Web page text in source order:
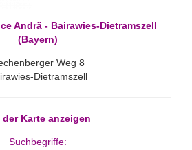
Andrä - Bairawies-Dietramszell
(Bayern)
Weg 8
Dietramszell
der Karte anzeigen
Suchbegriffe: